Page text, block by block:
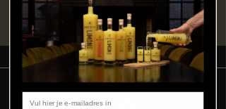
View all 133 dates